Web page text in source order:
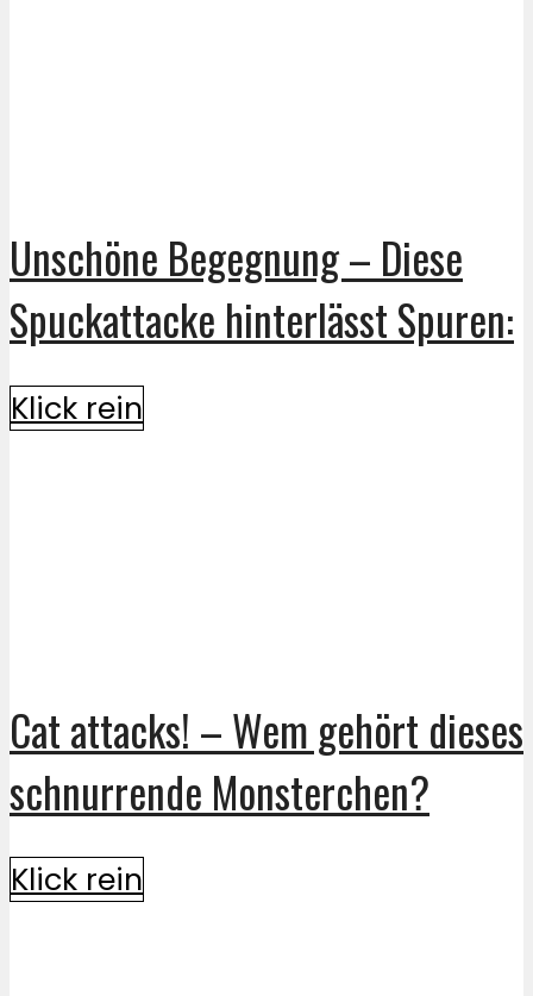
Unschöne Begegnung – Diese
Spuckattacke hinterlässt Spuren:
Klick rein
Cat attacks! – Wem gehört dieses
schnurrende Monsterchen?
Klick rein